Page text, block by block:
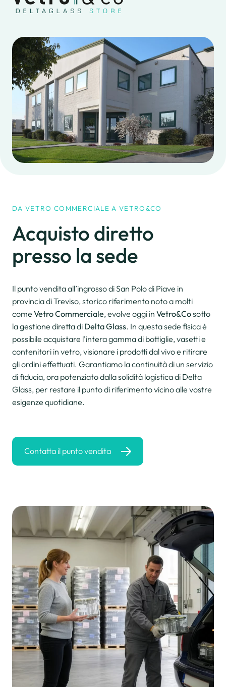
Vasi
Chiusure per vasi
e bottiglie
Preventivi
Lavora con noi
DA VETRO COMMERCIALE A VETRO&CO
Acquisto diretto
presso la sede
Il punto vendita all’ingrosso di San Polo di Piave in
provincia di Treviso, storico riferimento noto a molti
come Vetro Commerciale, evolve oggi in Vetro&Cosotto
la gestione diretta di Delta Glass. In questa sede fisica è
possibile acquistare l’intera gamma di bottiglie, vasetti e
contenitori in vetro, visionare i prodotti dal vivo e ritirare
gli ordini effettuati. Garantiamo la continuità di un servizio
di fiducia, ora potenziato dalla solidità logistica di Delta
Glass, per restare il punto di riferimento vicino alle vostre
esigenze quotidiane.
Contatta il punto vendita